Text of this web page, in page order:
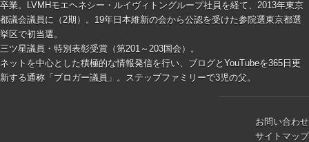
卒業。LVMHモエヘネシー・ルイヴィトングループ社員を経て、2013年東京
都議会議員に（2期）。19年日本維新の会から公認を受けた参院選東京都選
挙区で初当選。
三ツ星議員・特別表彰受賞（第201～203国会）。
ネットを中心とした積極的な情報発信を行い、ブログとYouTubeを365日更
新する通称「ブロガー議員」。ステップファミリーで3児の父。
お問い合わせ
サイトマップ